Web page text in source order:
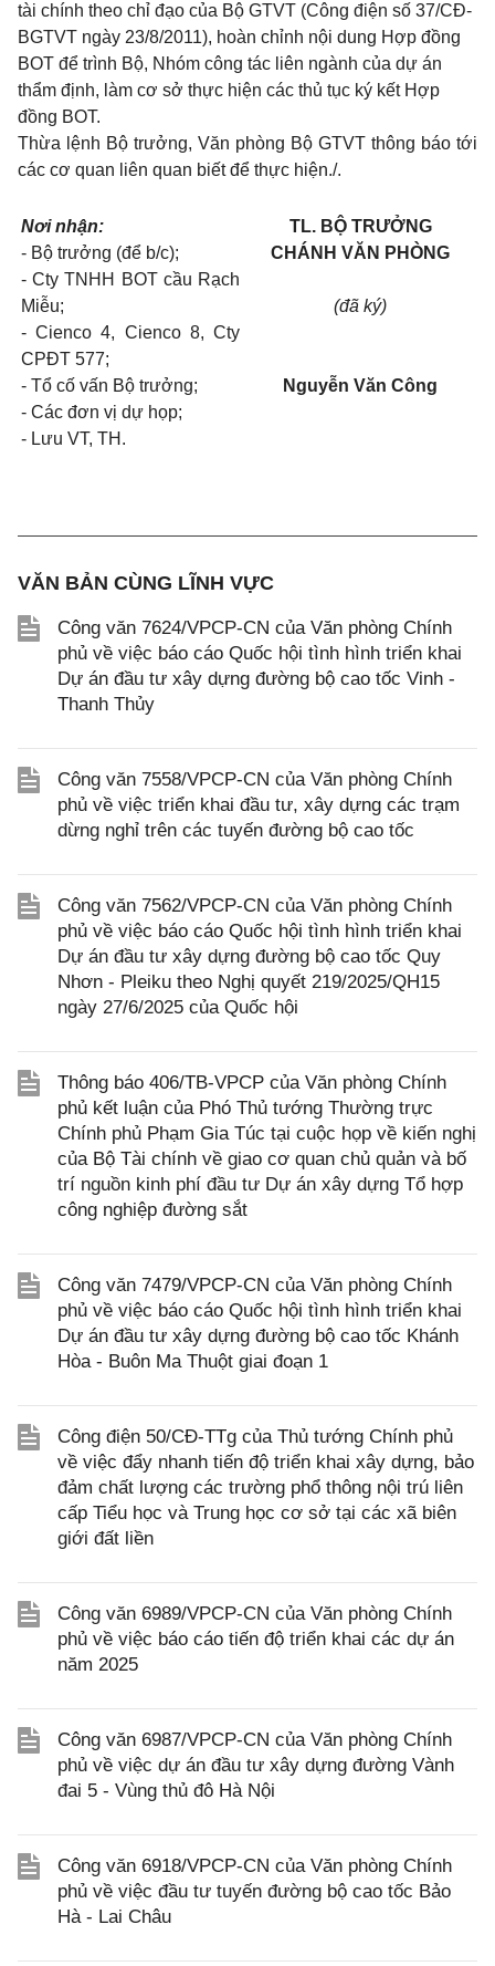
tài chính theo chỉ đạo của Bộ GTVT (Công điện số 37/CĐ-
BGTVT ngày 23/8/2011), hoàn chỉnh nội dung Hợp đồng
BOT để trình Bộ, Nhóm công tác liên ngành của dự án
thẩm định, làm cơ sở thực hiện các thủ tục ký kết Hợp
đồng BOT.
Thừa lệnh Bộ trưởng, Văn phòng Bộ GTVT thông báo tới
các cơ quan liên quan biết để thực hiện./.
Nơi nhận:
- Bộ trưởng (để b/c);
- Cty TNHH BOT cầu Rạch
Miễu;
- Cienco 4, Cienco 8, Cty
CPĐT 577;
- Tổ cố vấn Bộ trưởng;
- Các đơn vị dự họp;
- Lưu VT, TH.
TL. BỘ TRƯỞNG
CHÁNH VĂN PHÒNG
(đã ký)
Nguyễn Văn Công
VĂN BẢN CÙNG LĨNH VỰC
Công văn 7624/VPCP-CN của Văn phòng Chính
phủ về việc báo cáo Quốc hội tình hình triển khai
Dự án đầu tư xây dựng đường bộ cao tốc Vinh -
Thanh Thủy
Công văn 7558/VPCP-CN của Văn phòng Chính
phủ về việc triển khai đầu tư, xây dựng các trạm
dừng nghỉ trên các tuyến đường bộ cao tốc
Công văn 7562/VPCP-CN của Văn phòng Chính
phủ về việc báo cáo Quốc hội tình hình triển khai
Dự án đầu tư xây dựng đường bộ cao tốc Quy
Nhơn - Pleiku theo Nghị quyết 219/2025/QH15
ngày 27/6/2025 của Quốc hội
Thông báo 406/TB-VPCP của Văn phòng Chính
phủ kết luận của Phó Thủ tướng Thường trực
Chính phủ Phạm Gia Túc tại cuộc họp về kiến nghị
của Bộ Tài chính về giao cơ quan chủ quản và bố
trí nguồn kinh phí đầu tư Dự án xây dựng Tổ hợp
công nghiệp đường sắt
Công văn 7479/VPCP-CN của Văn phòng Chính
phủ về việc báo cáo Quốc hội tình hình triển khai
Dự án đầu tư xây dựng đường bộ cao tốc Khánh
Hòa - Buôn Ma Thuột giai đoạn 1
Công điện 50/CĐ-TTg của Thủ tướng Chính phủ
về việc đẩy nhanh tiến độ triển khai xây dựng, bảo
đảm chất lượng các trường phổ thông nội trú liên
cấp Tiểu học và Trung học cơ sở tại các xã biên
giới đất liền
Công văn 6989/VPCP-CN của Văn phòng Chính
phủ về việc báo cáo tiến độ triển khai các dự án
năm 2025
Công văn 6987/VPCP-CN của Văn phòng Chính
phủ về việc dự án đầu tư xây dựng đường Vành
đai 5 - Vùng thủ đô Hà Nội
Công văn 6918/VPCP-CN của Văn phòng Chính
phủ về việc đầu tư tuyến đường bộ cao tốc Bảo
Hà - Lai Châu